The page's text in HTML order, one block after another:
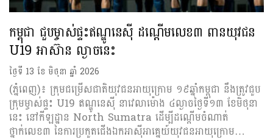
កម្ពុជា ជួបម្ចាស់ផ្ទះឥណ្ឌូនេស៊ី ដណ្ដើមលេខ៣ ពានយុវជន
U19 អាស៊ាន ល្ងាចនេះ
ថ្ងៃទី 13 ខែ មិថុនា ឆ្នាំ 2026
(ភ្នំពេញ)៖ ក្រុមជម្រើសជាតិយុវជនអាយុក្រោម ១៩ឆ្នាំកម្ពុជា នឹងត្រូវជួប
ក្រុមម្ចាស់ផ្ទះ U19 ឥណ្ឌូនេស៊ី នាវេលាម៉ោង ៤ល្ងាចថ្ងៃទី១៣ ខែមិថុនា
នេះ នៅកីឡដ្ឋាន North Sumatra ដើម្បីដណ្ដើមចំណាត់
ថ្នាក់លេខ៣ នៃការប្រកួតជើងឯកអាស៊ីអាគ្នេយ៍យុវជនអាយុក្រោម…